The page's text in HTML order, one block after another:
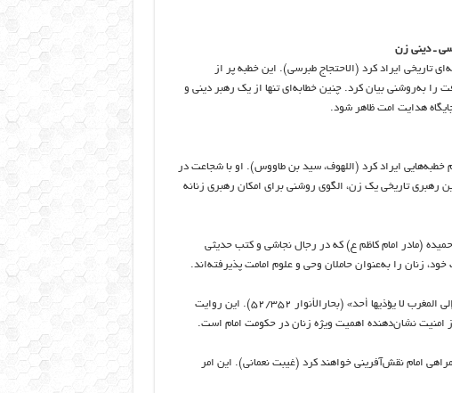
ایراد کرد (الاحتجاج طبرسی). این خطبه پر از
به‌روشنی بیان کرد. چنین خطابه‌ای تنها از یک رهبر دینی و
هدایت امت ظاهر شود.
ایراد کرد (اللهوف، سید بن طاووس). او با شجاعت در
رهبری تاریخی یک زن، الگوی روشنی برای امکان رهبری زنانه
(مادر امام کاظم ع) که در رجال نجاشی و کتب حدیثی
زنان را به‌عنوان حاملان وحی و علوم امامت پذیرفته‌اند.
روایتی از امام باقر (ع) می‌گوید: «حتی تمشی المرأة من المشرق إلى المغرب لا یؤذیها أحد» (بحارالأنوار ۵۲/۳۵۲). این روایت
امنیت نشان‌دهنده اهمیت ویژه زنان در حکومت امام است.
امام نقش‌آفرینی خواهند کرد (غیبت نعمانی). این امر